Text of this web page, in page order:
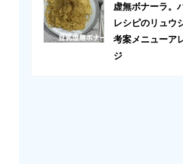
虚無ボナーラ。
レシピのリュウ
考案メニューア
ジ